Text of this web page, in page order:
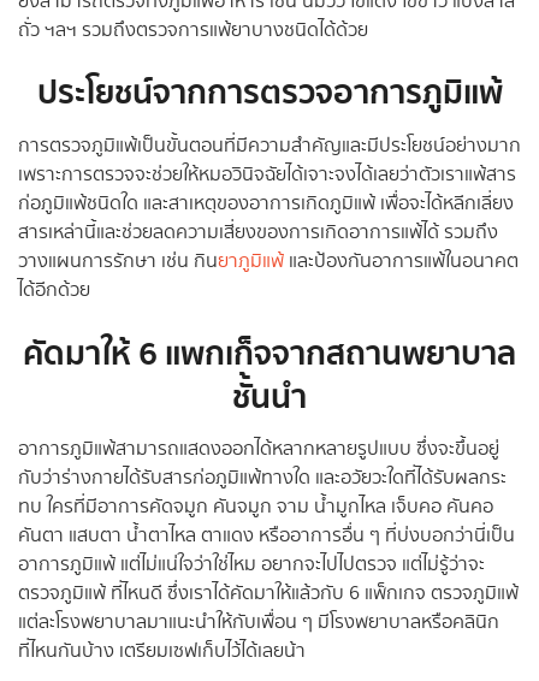
ถั่ว ฯลฯ รวมถึงตรวจการแพ้ยาบางชนิดได้ด้วย
ประโยชน์จากการตรวจอาการภูมิแพ้
การตรวจภูมิแพ้เป็นขั้นตอนที่มีความสำคัญและมีประโยชน์อย่างมาก
เพราะการตรวจจะช่วยให้หมอวินิจฉัยได้เจาะจงได้เลยว่าตัวเราแพ้สาร
ก่อภูมิแพ้ชนิดใด และสาเหตุของอาการเกิดภูมิแพ้ เพื่อจะได้หลีกเลี่ยง
สารเหล่านี้และช่วยลดความเสี่ยงของการเกิดอาการแพ้ได้ รวมถึง
วางแผนการรักษา เช่น กินยาภูมิแพ้ และป้องกันอาการแพ้ในอนาคต
ได้อีกด้วย
คัดมาให้ 6 แพกเก็จจากสถานพยาบาล
ชั้นนำ
อาการภูมิแพ้สามารถแสดงออกได้หลากหลายรูปแบบ ซึ่งจะขึ้นอยู่
กับว่าร่างกายได้รับสารก่อภูมิแพ้ทางใด และอวัยวะใดที่ได้รับผลกระ
ทบ ใครที่มีอาการคัดจมูก คันจมูก จาม น้ำมูกไหล เจ็บคอ คันคอ
คันตา แสบตา น้ำตาไหล ตาแดง หรืออาการอื่น ๆ ที่บ่งบอกว่านี่เป็น
อาการภูมิแพ้ แต่ไม่แน่ใจว่าใช่ไหม อยากจะไปไปตรวจ แต่ไม่รู้ว่าจะ
ตรวจภูมิแพ้ ที่ไหนดี ซึ่งเราได้คัดมาให้แล้วกับ 6 แพ็กเกจ ตรวจภูมิแพ้
แต่ละโรงพยาบาลมาแนะนำให้กับเพื่อน ๆ มีโรงพยาบาลหรือคลินิก
ที่ไหนกันบ้าง เตรียมเซฟเก็บไว้ได้เลยน้า